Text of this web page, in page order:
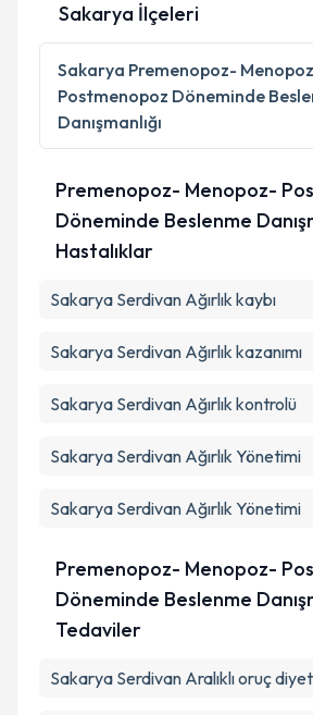
Sakarya İlçeleri
Sakarya Premenopoz-
Postmenopoz Döneminde
Danışmanlığı
Premenopoz- Menopoz-
Döneminde Beslenme
Hastalıklar
Sakarya Serdivan Ağırlık kaybı
Sakarya Serdivan Ağırlık kazanımı
Sakarya Serdivan Ağırlık kontrolü
Sakarya Serdivan Ağırlık Yönetimi
Sakarya Serdivan Ağırlık Yönetimi
Premenopoz- Menopoz-
Döneminde Beslenme
Tedaviler
Sakarya Serdivan Aralıklı oruç